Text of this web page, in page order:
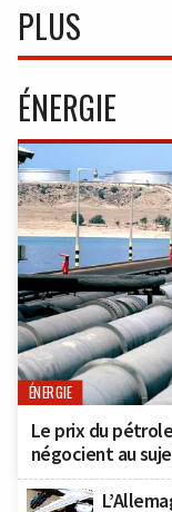
PLUS
ÉNERGIE
ÉNERGIE
Le prix du
négocient au